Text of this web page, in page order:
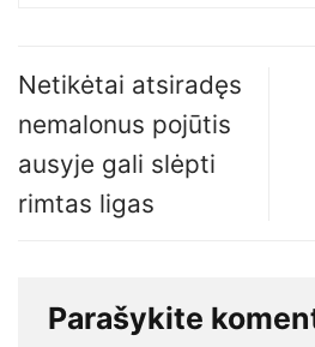
Netikėtai atsiradęs
nemalonus pojūtis
ausyje gali slėpti
rimtas ligas
Parašykite